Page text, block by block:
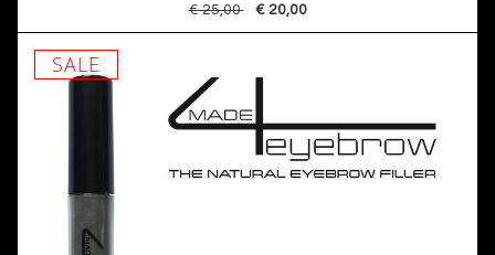
€ 25,00 € 20,00
SALE